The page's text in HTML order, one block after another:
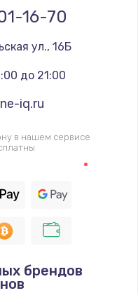
ОС
16-70
ул., 16Б
до 21:00
iq.ru
в нашем сервисе
брендов